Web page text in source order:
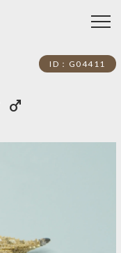
ID：G04411
male